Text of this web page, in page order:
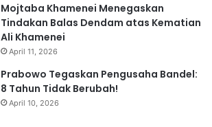
Mojtaba Khamenei Menegaskan
Tindakan Balas Dendam atas Kematian
Ali Khamenei
April 11, 2026
Prabowo Tegaskan Pengusaha Bandel:
8 Tahun Tidak Berubah!
April 10, 2026